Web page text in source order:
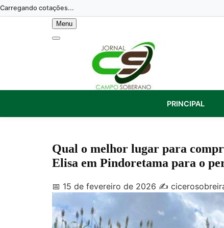
Skip
to
Carregando cotações...
Menu
PRINCIPAL
Qual o melhor lugar para
Elisa em Pindoretama para o
📅 15 de fevereiro de 2026 ✍️